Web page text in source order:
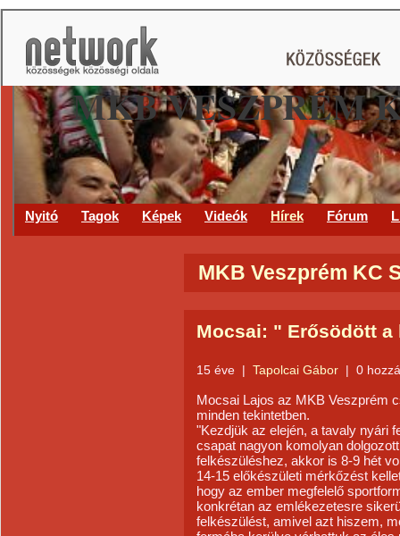
MKB VESZPRÉM
Nyitó Tagok Képek Videók Hírek Fórum
MKB Veszprém KC
Mocsai: " Erősödött
15 éve | Tapolcai Gábor | 0
Mocsai Lajos az MKB Veszprém
minden tekintetben.
"Kezdjük az elején, a tavaly nyári
csapat nagyon komolyan
felkészüléshez, akkor is 8-9 hét
14-15 előkészületi mérkőzést
hogy az ember megfelelő
konkrétan az emlékezetesre
felkészülést, amivel azt hiszem,